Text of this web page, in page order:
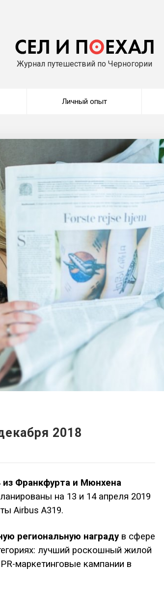
Журнал путешествий по Черногории
Личный опыт
2018
из Франкфурта и Мюнхена
на 13 и 14 апреля 2019
Airbus A319.
региональную наградув сфере
лучший роскошный жилой
маркетинговые кампании в